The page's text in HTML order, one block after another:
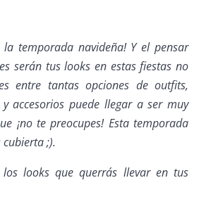
la temporada navideña! Y el pensar
serán tuslooks en estas fiestas no
entre tantas opciones de outfits,
accesorios puede llegar a ser muy
¡no te preocupes! Esta temporada
;).
looksque querrás llevar en tus